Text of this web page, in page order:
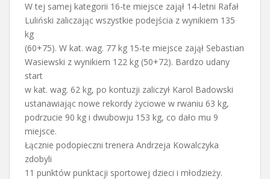
W tej samej kategorii 16-te miejsce zajął 14-letni Rafał
Luliński zaliczając wszystkie podejścia z wynikiem 135
kg
(60+75). W kat. wag. 77 kg 15-te miejsce zajął Sebastian
Wasiewski z wynikiem 122 kg (50+72). Bardzo udany
start
w kat. wag. 62 kg, po kontuzji zaliczył Karol Badowski
ustanawiając nowe rekordy życiowe w rwaniu 63 kg,
podrzucie 90 kg i dwubowju 153 kg, co dało mu 9
miejsce.
Łącznie podopieczni trenera Andrzeja Kowalczyka
zdobyli
11 punktów punktacji sportowej dzieci i młodzieży.